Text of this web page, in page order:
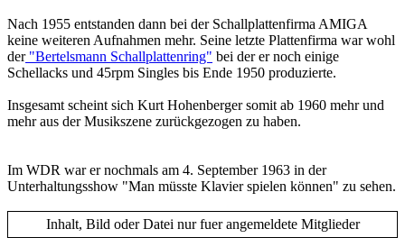
Nach 1955 entstanden dann bei der Schallplattenfirma AMIGA
keine weiteren Aufnahmen mehr. Seine letzte Plattenfirma war wohl
der"Bertelsmann Schallplattenring" bei der er noch einige
Schellacks und 45rpm Singles bis Ende 1950 produzierte.
Insgesamt scheint sich Kurt Hohenberger somit ab 1960 mehr und
mehr aus der Musikszene zurückgezogen zu haben.
Im WDR war er nochmals am 4. September 1963 in der
Unterhaltungsshow "Man müsste Klavier spielen können" zu sehen.
Inhalt, Bild oder Datei nur fuer angemeldete Mitglieder